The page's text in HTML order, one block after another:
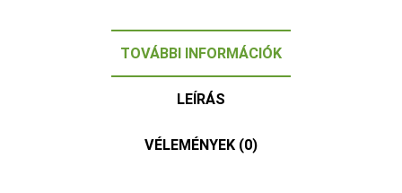
TOVÁBBI INFORMÁCIÓK
LEÍRÁS
VÉLEMÉNYEK (0)